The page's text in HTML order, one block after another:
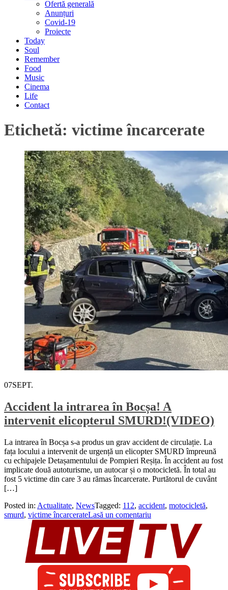
Ofertă generală
Anunțuri
Covid-19
Proiecte
Today
Soul
Remember
Food
Music
Cinema
Life
Contact
Etichetă: victime încarcerate
07SEPT.
Accident la intrarea în Bocșa! A
intervenit elicopterul SMURD!(VIDEO)
La intrarea în Bocșa s-a produs un grav accident de circulație. La
fața locului a intervenit de urgență un elicopter SMURD împreună
cu echipajele Detașamentului de Pompieri Reșița. În accident au fost
implicate două autoturisme, un autocar și o motocicletă. În total au
fost 5 victime din care 3 au rămas încarcerate. Purtătorul de cuvânt
[…]
Posted in: Actualitate, NewsTagged: 112, accident, motocicletă,
smurd, victime încarcerateLasă un comentariu